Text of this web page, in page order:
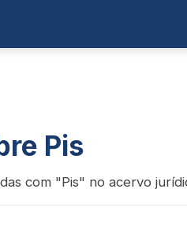
Pis
com "Pis" no acervo